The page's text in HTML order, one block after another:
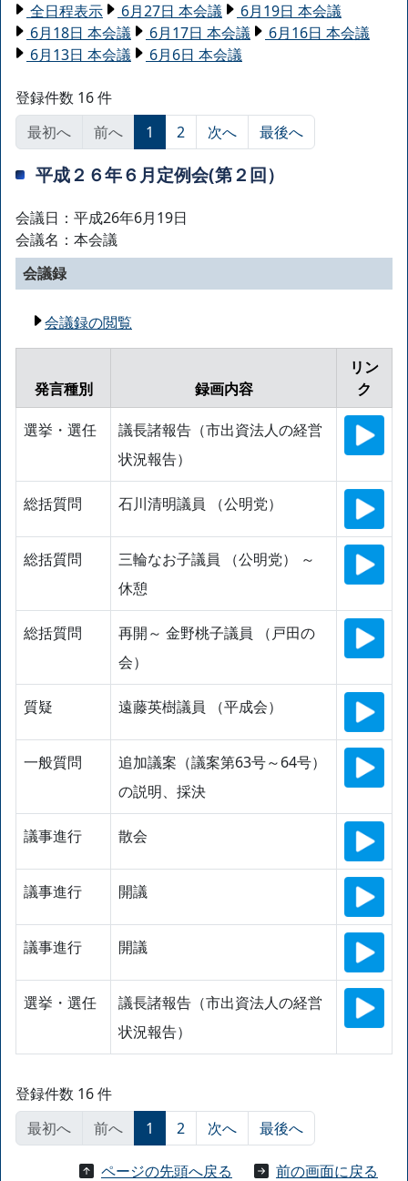
全日程表示
6月27日 本会議
6月19日 本会議
6月18日 本会議
6月17日 本会議
6月16日 本会議
6月13日 本会議
6月6日 本会議
登録件数 16 件
最初へ
前へ 1 2 次へ 最後へ
平成２６年６月定例会(第２回）
会議日：平成26年6月19日
会議名：本会議
会議録
会議録の閲覧
発言種別 録画内容
リン
ク
選挙・選任
議長諸報告（市出資法人の経営
状況報告）
総括質問 石川清明議員 （公明党）
総括質問
三輪なお子議員 （公明党） ～
休憩
総括質問
再開～ 金野桃子議員 （戸田の
会）
質疑 遠藤英樹議員 （平成会）
一般質問
追加議案（議案第63号～64号）
の説明、採決
議事進行 散会
議事進行 開議
議事進行 開議
選挙・選任
議長諸報告（市出資法人の経営
状況報告）
登録件数 16 件
最初へ
前へ 1 2 次へ 最後へ
ページの先頭へ戻る 前の画面に戻る